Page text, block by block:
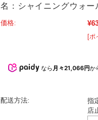
名：シャイニングウォ
価格:
[ポ
なら 月々21,066円か
配送方法:
指
店